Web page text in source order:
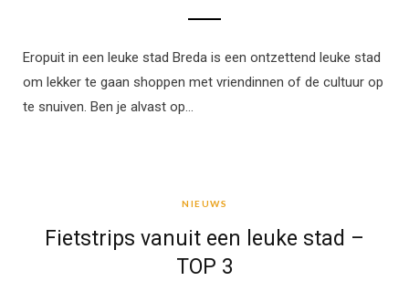
Eropuit in een leuke stad Breda is een ontzettend leuke stad
om lekker te gaan shoppen met vriendinnen of de cultuur op
te snuiven. Ben je alvast op…
NIEUWS
Fietstrips vanuit een leuke stad –
TOP 3